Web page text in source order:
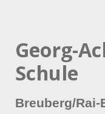
Georg-
Schule
Breuberg/